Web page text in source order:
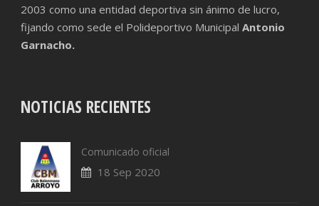
2003 como una entidad deportiva sin ánimo de lucro,
fijando como sede el Polideportivo Municipal Antonio
Garnacho.
NOTICIAS RECIENTES
Comunicado oficial
18 Sep 2020